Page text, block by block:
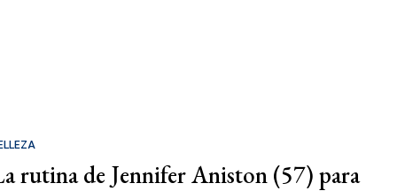
rutina de Jennifer Aniston (57) para